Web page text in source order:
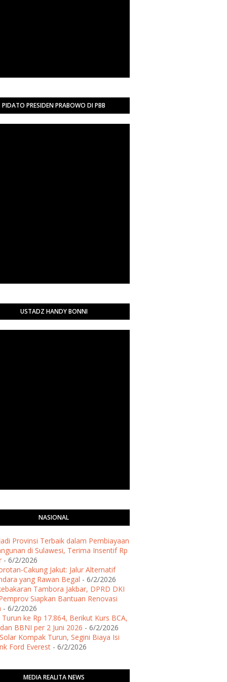
PIDATO PRESIDEN PRABOWO DI PBB
USTADZ HANDY BONNI
NASIONAL
Provinsi Terbaik dalam Pembiayaan
di Sulawesi, Terima Insentif Rp
- 6/2/2026
Cakung Jakut: Jalur Alternatif
yang Rawan Begal - 6/2/2026
Tambora Jakbar, DPRD DKI
Siapkan Bantuan Renovasi
- 6/2/2026
Turun ke Rp 17.864, Berikut Kurs BCA,
BBNI per 2 Juni 2026 - 6/2/2026
Kompak Turun, Segini Biaya Isi
Ford Everest - 6/2/2026
MEDIA REALITA NEWS